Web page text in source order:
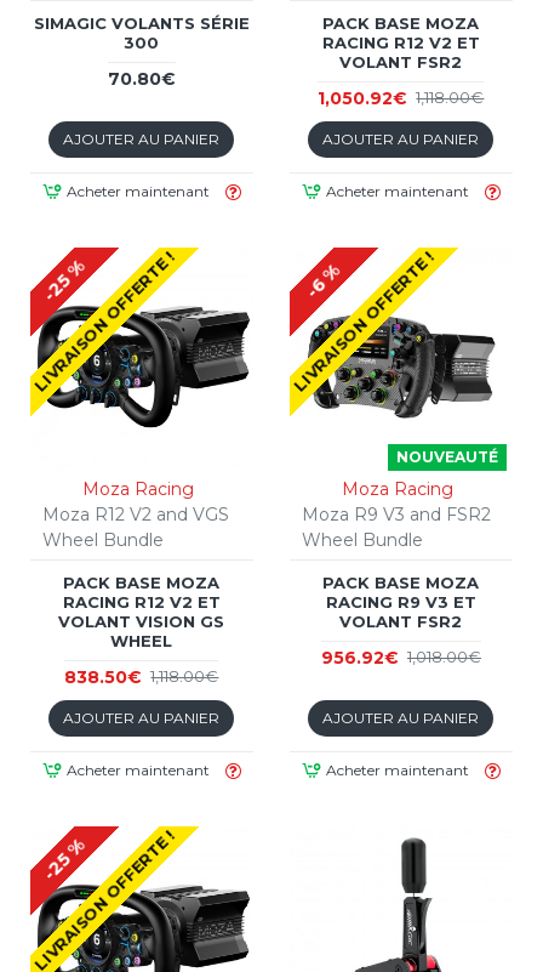
SIMAGIC VOLANTS SÉRIE
300
70.80€
AJOUTER AU PANIER
Acheter maintenant
PACK BASE MOZA
RACING R12 V2 ET
VOLANT FSR2
1,050.92€ 1,118.00€
AJOUTER AU PANIER
Acheter maintenant
LIVRAISON OFFERTE !
-25 %
Moza Racing
Moza R12 V2 and VGS
Wheel Bundle
PACK BASE MOZA
RACING R12 V2 ET
VOLANT VISION GS
WHEEL
838.50€ 1,118.00€
AJOUTER AU PANIER
Acheter maintenant
NOUVEAUTÉ
LIVRAISON OFFERTE !
-6 %
Moza Racing
Moza R9 V3 and FSR2
Wheel Bundle
PACK BASE MOZA
RACING R9 V3 ET
VOLANT FSR2
956.92€ 1,018.00€
AJOUTER AU PANIER
Acheter maintenant
LIVRAISON OFFERTE !
-25 %